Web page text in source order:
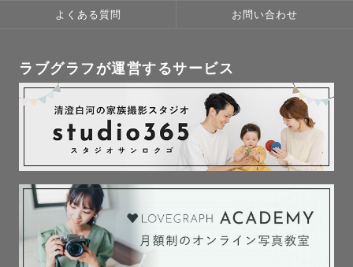
よくある質問 お問い合わせ
ラブグラフが運営するサービス